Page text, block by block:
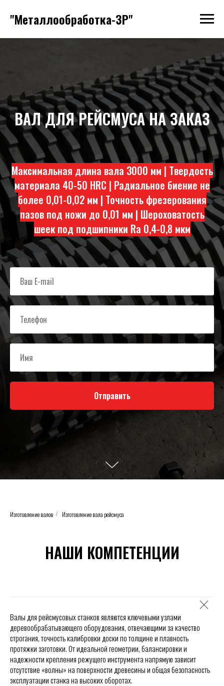
"Металлообработка-ЗР"
ВАЛ ДЛЯ РЕЙСМУСА НА ЗАКАЗ
Максимальная длина вала 3000 мм | Твердость
материала 40-50 HRC | Радиальное биение не
более 0,01-0,02 мм | Точность фрезерования
пазов под ножи до 0,01 мм | Шероховатость
шеек под подшипники Ra 0,4-0,8 мкм
Отправить
Изготовление валов / Изготовление вала рейсмуса
НАШИ КОМПЕТЕНЦИИ
Валы для рейсмусовых станков являются ключевыми узлами
деревообрабатывающего оборудования, отвечающими за качество
строгания, точность калибровки доски по толщине и плавность
протяжки заготовки. От идеальной геометрии, балансировки и
надежности крепления режущего инструмента напрямую зависит
отсутствие «волны» на поверхности древесины и общая безопасность
эксплуатации станка на высоких оборотах.